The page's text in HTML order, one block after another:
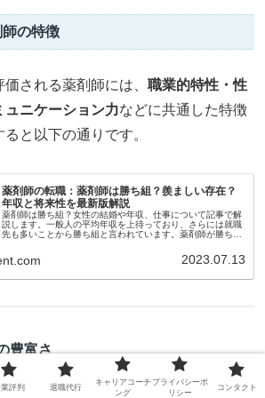
の特徴
価される薬剤師には、 職業的特性・性
ニケーション力などに共通した特徴
と以下の通りです。
薬剤師の転職：薬剤師は勝ち組？羨ましい存在？
年収と将来性を最新版解説
薬剤師は勝ち組？女性の結婚や年収、仕事について記事で解
説します。一般人の平均年収を上待っており、さらには就職
先も多いことから勝ち組と言われています。薬剤師が勝ち組
か？そして今後も未来はどうなっていくのでしょうか？
2023.07.13
豊富さ
評判 退職代行
キャリアコーチ
ング
プライバシーポ
リシー
コンタクト